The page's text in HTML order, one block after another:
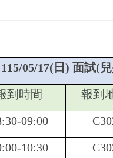
115/05/17( 日) 面試(
到時間 報到
09:00
10:30